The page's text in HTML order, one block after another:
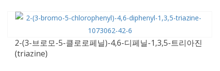
2-(3-브로모-5-클로로페닐)-4,6-디페닐-1,3,5-트리아진
(triazine)